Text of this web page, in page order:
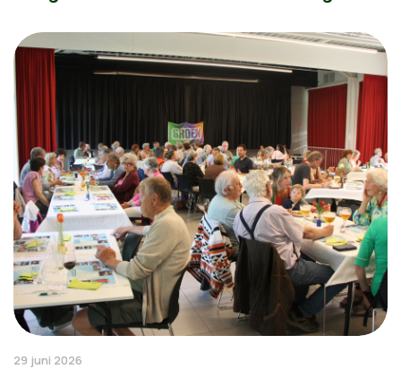
29 juni 2026